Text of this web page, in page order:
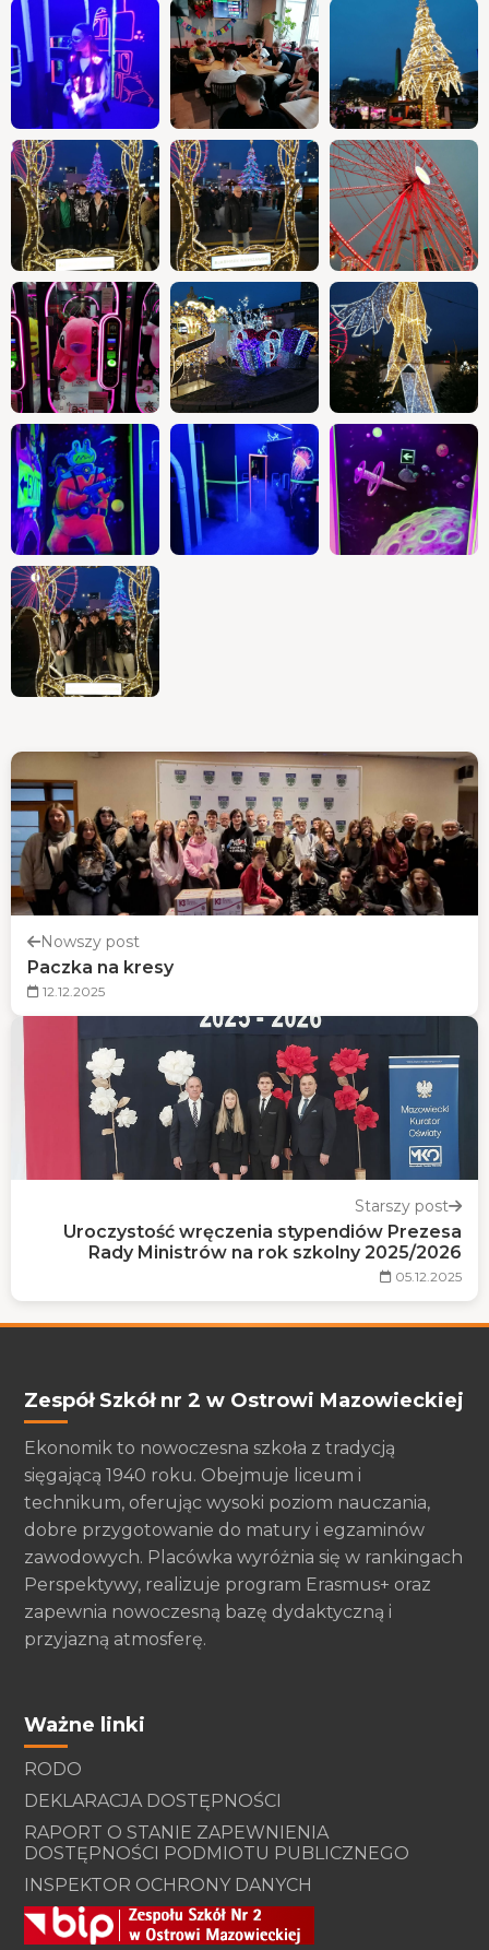
Nowszy post
Paczka na kresy
12.12.2025
Starszy post
Uroczystość wręczenia stypendiów Prezesa
Rady Ministrów na rok szkolny 2025/2026
05.12.2025
Zespół Szkół nr 2 w Ostrowi Mazowieckiej
Ekonomik to nowoczesna szkoła z tradycją
sięgającą 1940 roku. Obejmuje liceum i
technikum, oferując wysoki poziom nauczania,
dobre przygotowanie do matury i egzaminów
zawodowych. Placówka wyróżnia się w rankingach
Perspektywy, realizuje program Erasmus+ oraz
zapewnia nowoczesną bazę dydaktyczną i
przyjazną atmosferę.
Ważne linki
RODO
DEKLARACJA DOSTĘPNOŚCI
RAPORT O STANIE ZAPEWNIENIA
DOSTĘPNOŚCI PODMIOTU PUBLICZNEGO
INSPEKTOR OCHRONY DANYCH